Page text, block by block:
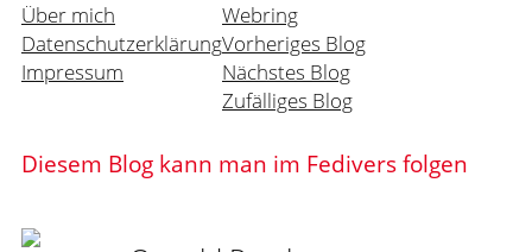
Über mich
Datenschutzerklärung
Impressum
Webring
Vorheriges Blog
Nächstes Blog
Zufälliges Blog
Diesem Blog kann man im Fedivers folgen